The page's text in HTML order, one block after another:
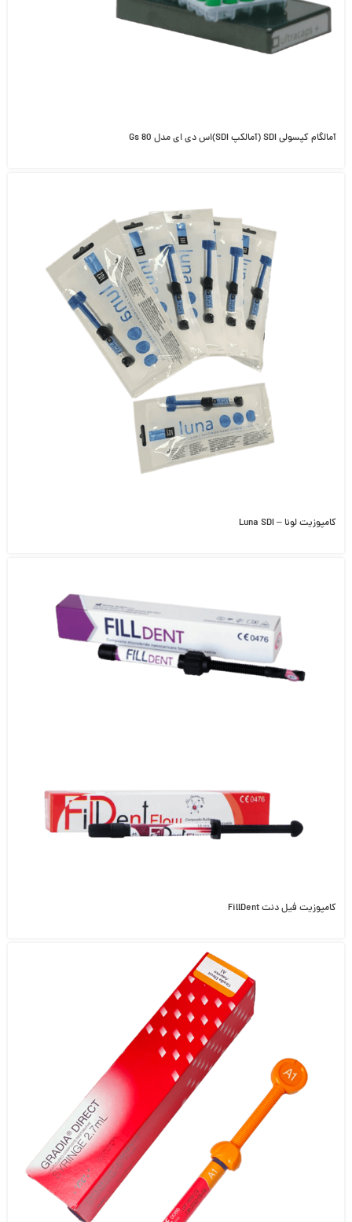
آمالگام کپسولی SDI (آمالکپ SDI)اس دی ای مدل Gs 80
کامپوزیت لونا – Luna SDI
کامپوزیت فیل دنت FillDent